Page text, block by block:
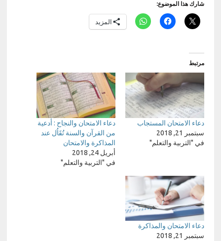
شارك هذا الموضوع:
المزيد
مرتبط
دعاء الامتحان المستجاب
سبتمبر 21, 2018
في "التربية والتعلم"
دعاء الامتحان والنجاح : أدعية
من القرآن والسنة تُقَاُل عند
المذاكرة والامتحان
أبريل 24, 2018
في "التربية والتعلم"
دعاء الامتحان والمذاكرة
سبتمبر 21, 2018